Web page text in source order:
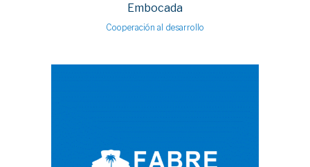
Embocada
Cooperación al desarrollo